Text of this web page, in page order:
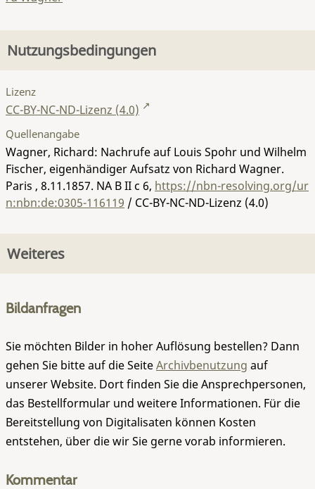
Nutzungsbedingungen
Lizenz
CC-BY-NC-ND-Lizenz (4.0)
Quellenangabe
Wagner, Richard: Nachrufe auf Louis Spohr und Wilhelm
Fischer, eigenhändiger Aufsatz von Richard Wagner.
Paris , 8.11.1857. NA B II c 6, https://nbn-resolving.org/ur
n:nbn:de:0305-116119 / CC-BY-NC-ND-Lizenz (4.0)
Weiteres
Bildanfragen
Sie möchten Bilder in hoher Auflösung bestellen? Dann
gehen Sie bitte auf die SeiteArchivbenutzung auf
unserer Website. Dort finden Sie die Ansprechpersonen,
das Bestellformular und weitere Informationen. Für die
Bereitstellung von Digitalisaten können Kosten
entstehen, über die wir Sie gerne vorab informieren.
Kommentar